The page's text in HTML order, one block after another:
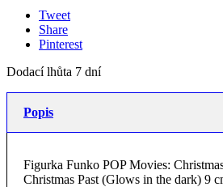
Tweet
Share
Pinterest
Dodací lhůta 7 dní
Popis
Figurka Funko POP Movies:
Christmas Past (Glows in the dark) 9